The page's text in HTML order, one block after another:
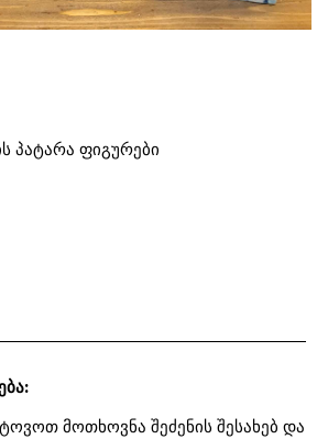
პატარა ფიგურები
მოთხოვნა შეძენის შესახებ და